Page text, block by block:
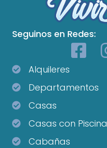
Seguinos en Redes:
Alquileres
Departamentos
Casas
Casas con Piscina
Cabañas